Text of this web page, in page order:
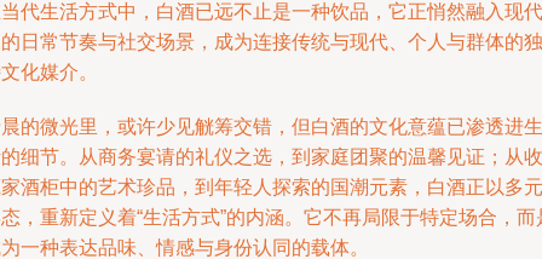
代生活方式中，白酒已远不止是一种饮品，它正悄然融入现代
日常节奏与社交场景，成为连接传统与现代、个人与群体的独
化媒介。
的微光里，或许少见觥筹交错，但白酒的文化意蕴已渗透进生
细节。从商务宴请的礼仪之选，到家庭团聚的温馨见证；从收
酒柜中的艺术珍品，到年轻人探索的国潮元素，白酒正以多元
，重新定义着“生活方式”的内涵。它不再局限于特定场合，而
一种表达品味、情感与身份认同的载体。